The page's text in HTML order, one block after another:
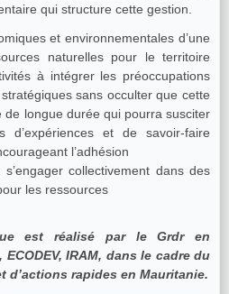
qui structure cette gestion.
et environnementales d’une
naturelles pour le territoire
à intégrer les préoccupations
sans occulter que cette
de longue durée qui pourra susciter
d’expériences et de savoir-faire
l’adhésion
collectivement dans des
les ressources
est réalisé par le Grdr en
IRAM, dans le cadre du
d’actions rapides en Mauritanie.